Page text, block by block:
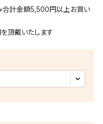
合計金額5,500円以上お買い
頂戴いたします